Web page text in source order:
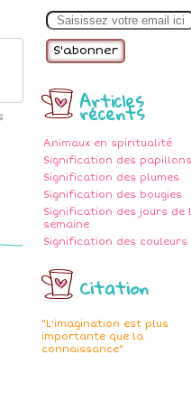
m
Articles
récents
Animaux en spiritualité
Signification des papillons
Signification des plumes
Signification des bougies
Signification des jours de
semaine
Signification des couleurs
Citation
"L'imagination est plus
importante que la
connaissance"